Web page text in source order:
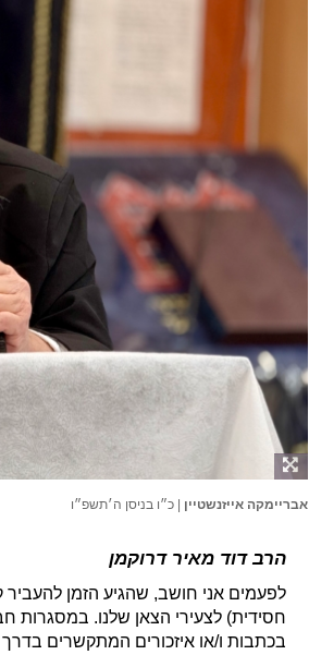
אבריימקה אייזנשטיין |כ״ו בניסן ה׳תשפ״ו
הרב דוד מאיר דרוקמן
לפעמים אני חושב, שהגיע הזמן
חסידית) לצעירי הצאן שלנו. במסגרות
בכתבות ו/או איזכורים המתקשרים בדרך